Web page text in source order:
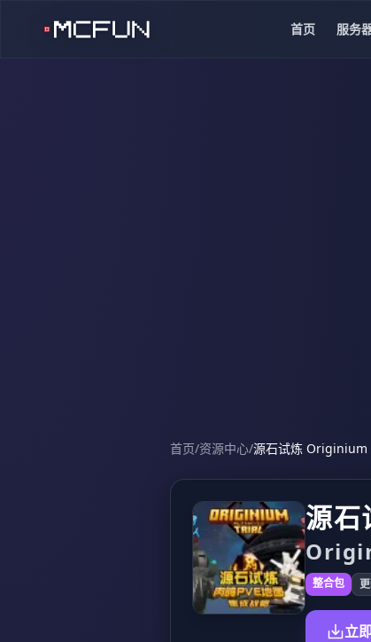
首页 服务
首页/资源中心/源石试炼 Originium
源石
整合包
立